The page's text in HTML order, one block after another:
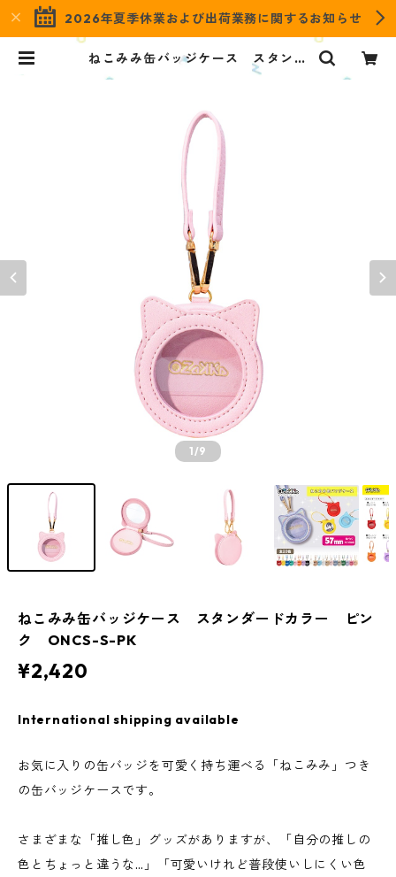
2026年夏季休業および出荷業務に関するお知らせ
ねこみみ缶バッジケース スタンダ
ードカラー ピンク ONCS-S-PK
1/9
ねこみみ缶バッジケース スタンダードカラー ピン
ク ONCS-S-PK
¥2,420
International shipping available
お気に入りの缶バッジを可愛く持ち運べる「ねこみみ」つき
の缶バッジケースです。
さまざまな「推し色」グッズがありますが、「自分の推しの
色とちょっと違うな…」「可愛いけれど普段使いしにくい色